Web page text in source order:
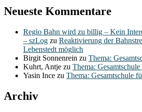
Neueste Kommentare
Regio Bahn wird zu billig – Kein
– szLog zu Reaktivierung der
Lebenstedt möglich
Birgit Sonnenrein zu Thema:
Kuhrt, Antje zu Thema:
Yasin Ince zu Thema: Gesamtschule
Archiv